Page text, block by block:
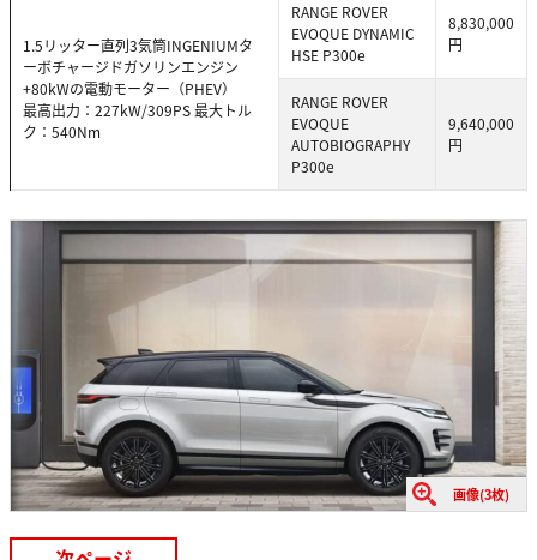
1.5リッター直列3気筒INGENIUMタ
ーボチャージドガソリンエンジン
+80kWの電動モーター（PHEV）
最高出力：227kW/309PS 最大トル
ク：540Nm
RANGE ROVER
EVOQUE DYNAMIC
HSE P300e
8,830,000
円
RANGE ROVER
EVOQUE
AUTOBIOGRAPHY
P300e
9,640,000
円
画像(3枚)